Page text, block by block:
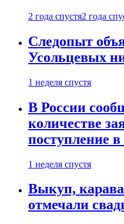
2 года спустя2 года
Следопыт
Усольцевых
1 неделя спустя
В России
количестве
поступление
1 неделя спустя
Выкуп,
отмечали